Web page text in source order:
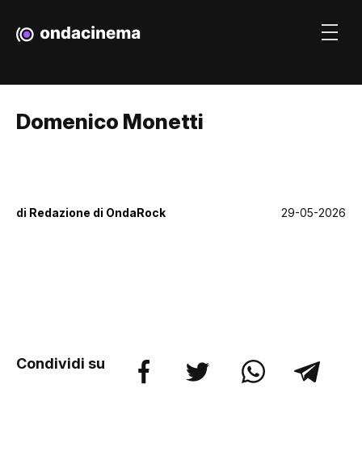
Domenico Monetti
di Redazione di OndaRock 29-05-2026
Condividi su